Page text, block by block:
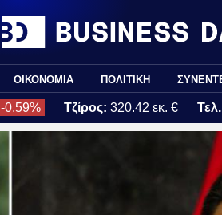
ΟΙΚΟΝΟΜΙΑ ΠΟΛΙΤΙΚΗ
-0.59% Τζίρος: 320.42 εκ. €